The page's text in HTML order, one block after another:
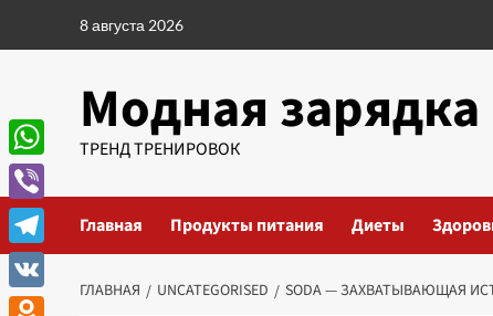
8 августа 2026
Модная зарядка
ТРЕНД ТРЕНИРОВОК
Главная Продукты питания Диеты
ГЛАВНАЯ UNCATEGORISED SODA — ЗАХВАТЫВАЮЩАЯ
WhatsApp
Viber
Telegram
VK